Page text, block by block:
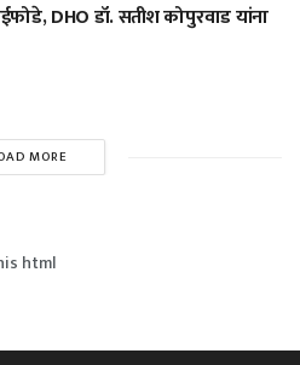
DHO डॉ. सतीश कोपुरवाड यांना
MORE
html